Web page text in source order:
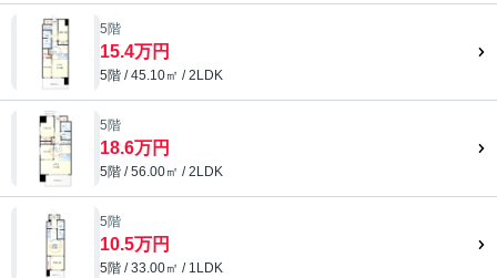
5階
15.4万円
5階 / 45.10㎡ / 2LDK
5階
18.6万円
5階 / 56.00㎡ / 2LDK
5階
10.5万円
5階 / 33.00㎡ / 1LDK